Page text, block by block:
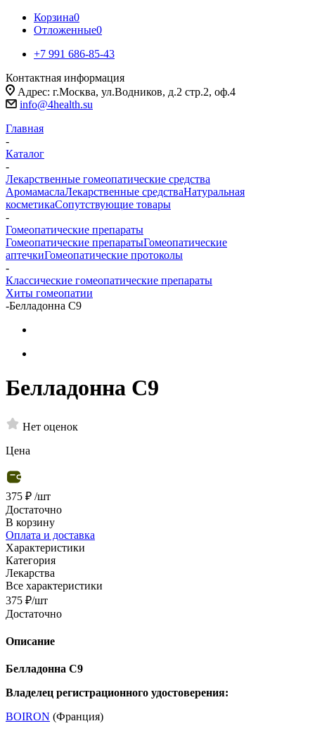
Корзина0
Отложенные0
+7 991 686-85-43
Контактная информация
Адрес: г.Москва, ул.Водников, д.2 стр.2, оф.4
info@4health.su
Главная
-
Каталог
-
Лекарственные гомеопатические средства
АромамаслаЛекарственные средстваНатуральная
косметикаСопутствующие товары
-
Гомеопатические препараты
Гомеопатические препаратыГомеопатические
аптечкиГомеопатические протоколы
-
Классические гомеопатические препараты
Хиты гомеопатии
-Белладонна C9
Белладонна C9
Нет оценок
Цена
375 ₽ /шт
Достаточно
В корзину
Оплата и доставка
Характеристики
Категория
Лекарства
Все характеристики
375 ₽/шт
Достаточно
Описание
Белладонна С9
Владелец регистрационного удостоверения:
BOIRON (Франция)